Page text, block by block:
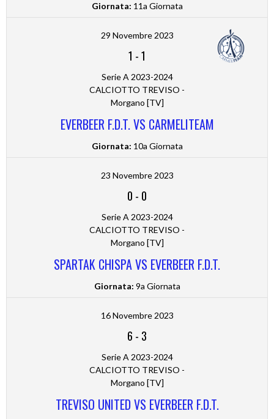
Giornata: 11a Giornata
29 Novembre 2023
1 -1
Serie A 2023-2024
CALCIOTTO TREVISO -
Morgano [TV]
EVERBEER F.D.T. VS CARMELITEAM
Giornata: 10a Giornata
23 Novembre 2023
0 - 0
Serie A 2023-2024
CALCIOTTO TREVISO -
Morgano [TV]
SPARTAK CHISPA VS EVERBEER F.D.T.
Giornata: 9a Giornata
16 Novembre 2023
6 - 3
Serie A 2023-2024
CALCIOTTO TREVISO -
Morgano [TV]
TREVISO UNITED VS EVERBEER F.D.T.